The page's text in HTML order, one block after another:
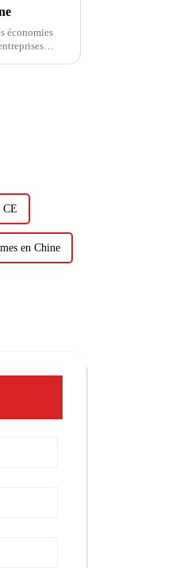
économies
CE
en Chine